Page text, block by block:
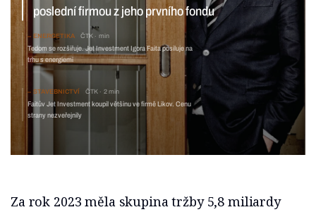
ENERGETIKA min
Tedom se rozšiřuje. Jet Investment Igora Faita
posiluje na trhu s energiemi
STAVEBNICTVÍ ČTK 2 min
Faitův Jet Investment koupil většinu ve firmě Likov. Cenu
strany nezveřejnily
Za rok 2023 měla skupina tržby 5,8 miliardy